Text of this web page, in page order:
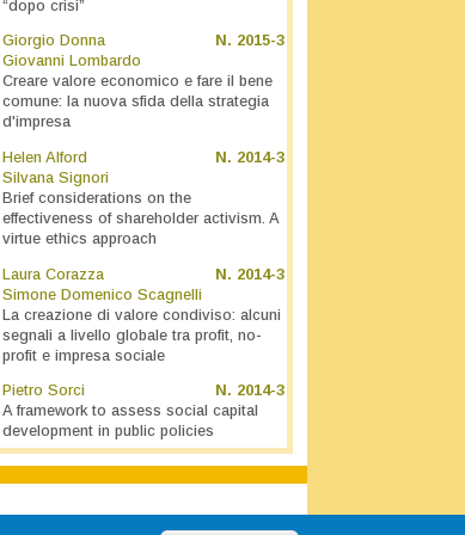
“dopo crisi”
N. 2015-3
Giorgio Donna
Giovanni Lombardo
Creare valore economico e fare il bene
comune: la nuova sfida della strategia
d'impresa
N. 2014-3
Helen Alford
Silvana Signori
Brief considerations on the
effectiveness of shareholder activism. A
virtue ethics approach
N. 2014-3
Laura Corazza
Simone Domenico Scagnelli
La creazione di valore condiviso: alcuni
segnali a livello globale tra profit, no-
profit e impresa sociale
N. 2014-3
Pietro Sorci
A framework to assess social capital
development in public policies